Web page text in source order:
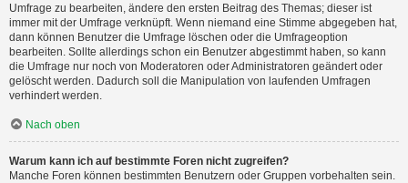
Umfrage zu bearbeiten, ändere den ersten Beitrag des Themas; dieser ist
immer mit der Umfrage verknüpft. Wenn niemand eine Stimme abgegeben hat,
dann können Benutzer die Umfrage löschen oder die Umfrageoption
bearbeiten. Sollte allerdings schon ein Benutzer abgestimmt haben, so kann
die Umfrage nur noch von Moderatoren oder Administratoren geändert oder
gelöscht werden. Dadurch soll die Manipulation von laufenden Umfragen
verhindert werden.
Nach oben
Warum kann ich auf bestimmte Foren nicht zugreifen?
Manche Foren können bestimmten Benutzern oder Gruppen vorbehalten sein.